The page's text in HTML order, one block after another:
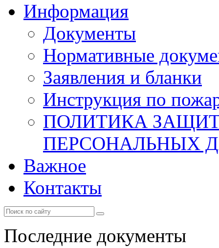
Информация
Документы
Нормативные
Заявления и бланки
Инструкция по
ПОЛИТИКА
ПЕРСОНАЛЬНЫХ
Важное
Контакты
Последние документы